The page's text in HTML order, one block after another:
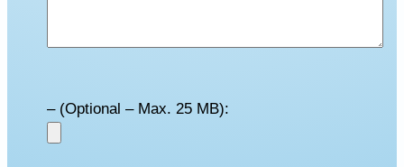
– (Optional – Max. 25 MB):